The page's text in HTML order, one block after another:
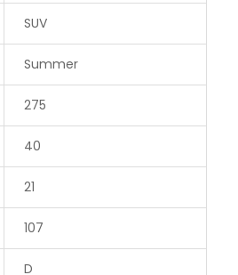
SUV
Summer
275
40
21
107
D